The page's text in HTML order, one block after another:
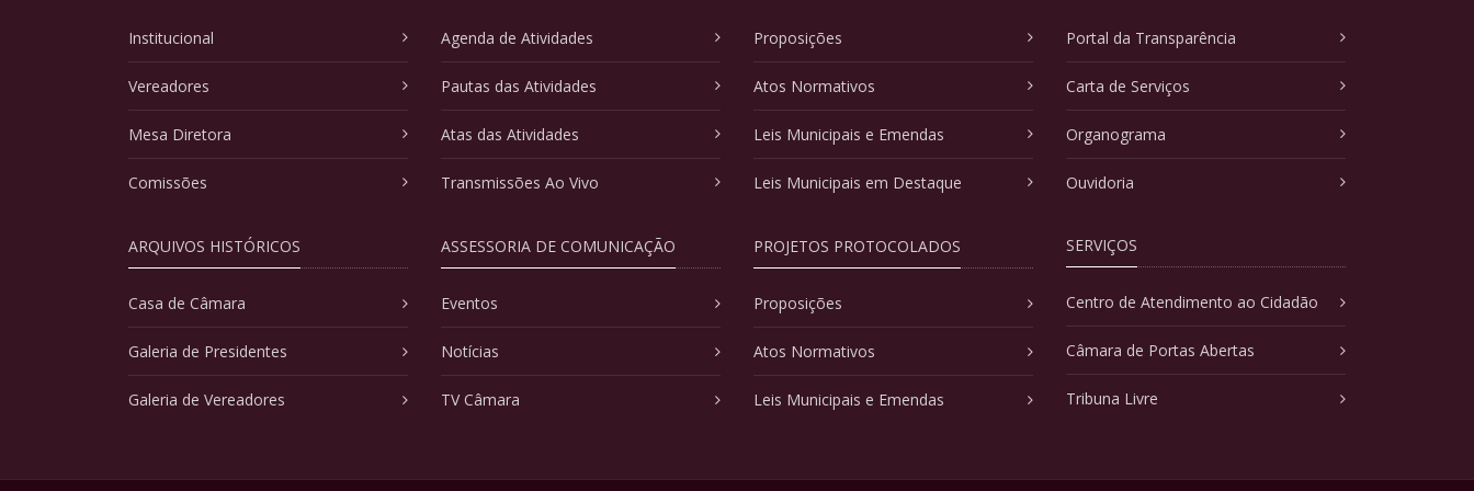
Institucional
Vereadores
Mesa Diretora
Comissões
ARQUIVOS HISTÓRICOS
Casa de Câmara
Galeria de Presidentes
Galeria de Vereadores
Agenda de Atividades
Pautas das Atividades
Atas das Atividades
Transmissões Ao Vivo
ASSESSORIA DE COMUNICAÇÃO
Eventos
Notícias
TV Câmara
Proposições
Atos Normativos
Leis Municipais e Emendas
Leis Municipais em Destaque
PROJETOS PROTOCOLADOS
Proposições
Atos Normativos
Leis Municipais e Emendas
Portal da Transparência
Carta de Serviços
Organograma
Ouvidoria
SERVIÇOS
Centro de Atendimento ao Cidadão
Câmara de Portas Abertas
Tribuna Livre